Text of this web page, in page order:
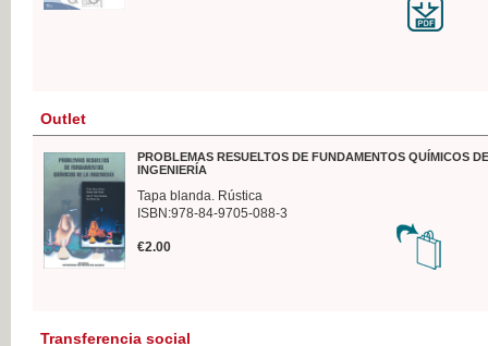
Outlet
PROBLEMAS RESUELTOS DE FUNDAMENTOS QUÍMICOS
INGENIERÍA
Tapa blanda. Rústica
ISBN:978-84-9705-088-3
€2.00
Transferencia social